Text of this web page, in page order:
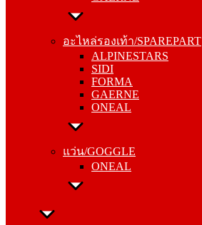
อะไหล่รองเท้า/SPAREPART
ALPINESTARS
SIDI
FORMA
GAERNE
ONEAL
แว่น/GOGGLE
ONEAL
อะไหล่รองเท้า/SPAREPART
SIDI
FORMA
GAERNE
ONEAL
แว่น/GOGGLE
ลำลอง/CASUAL